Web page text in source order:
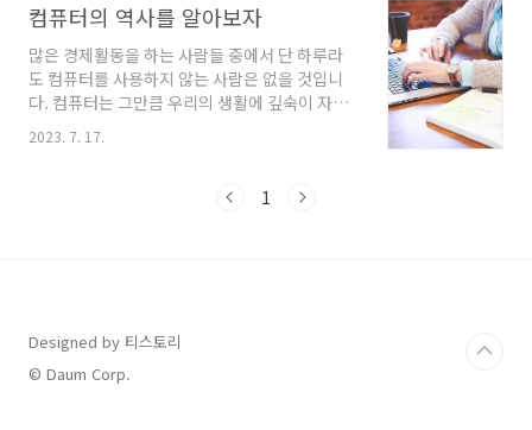
컴퓨터의 역사를 알아보자
많은 경제활동을 하는 사람들 중에서 단 하루라
도 컴퓨터를 사용하지 않는 사람은 없을 것입니
다. 컴퓨터는 그만큼 우리의 생활에 깊숙이 자리
잡고 있는데요. 하지만 불과 30~40년 전만 해도
컴퓨터를 사용하기보다는 수기로 모든 일들을 진
우리의 일상생활에 자리를 잡았는지 컴퓨터의 역
는 도저히 할 수 없는 계산들을 상당히 빠른 속도
로 했습니다. 에니악은 펜실베이니아 대학의 모
클리와 에커트 교수에 의해 발명이 되었고
2023. 7. 17.
1
Designed by 티스토리
© Daum Corp.